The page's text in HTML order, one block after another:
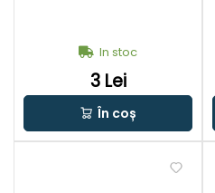
In stoc
3 Lei
În coș